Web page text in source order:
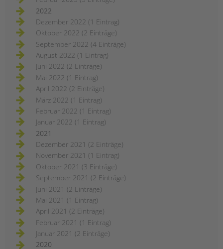
2022
Dezember 2022 (1 Eintrag)
Oktober 2022 (2 Einträge)
September 2022 (4 Einträge)
August 2022 (1 Eintrag)
Juni 2022 (2 Einträge)
Mai 2022 (1 Eintrag)
April 2022 (2 Einträge)
März 2022 (1 Eintrag)
Februar 2022 (1 Eintrag)
Januar 2022 (1 Eintrag)
2021
Dezember 2021 (2 Einträge)
November 2021 (1 Eintrag)
Oktober 2021 (3 Einträge)
September 2021 (2 Einträge)
Juni 2021 (2 Einträge)
Mai 2021 (1 Eintrag)
April 2021 (2 Einträge)
Februar 2021 (1 Eintrag)
Januar 2021 (2 Einträge)
2020